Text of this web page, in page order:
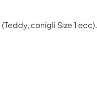
conigli Size 1 ecc).